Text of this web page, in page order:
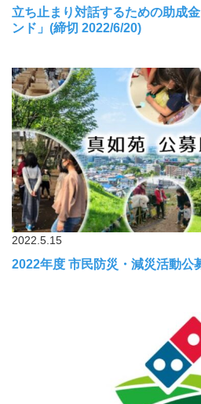
立ち止まり対話するための助成
ンド」(締切 2022/6/20)
2022.5.15
2022年度 市民防災・減災活動公